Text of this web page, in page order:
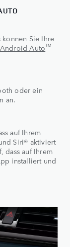
können Sie Ihre
Android AutoTM
oder ein
an.
auf Ihrem
Siri® aktiviert
dass auf Ihrem
installiert und